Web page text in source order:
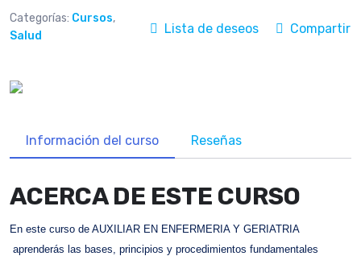
Categorías: Cursos,
Salud
Lista de deseos Compartir
Información del curso Reseñas
ACERCA DE ESTE CURSO
En este curso de AUXILIAR EN ENFERMERIA Y GERIATRIA
aprenderás las bases, principios y procedimientos fundamentales